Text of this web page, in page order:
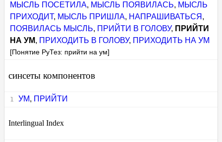
МЫСЛЬ ПОСЕТИЛА, МЫСЛЬ ПОЯВИЛАСЬ, МЫСЛЬ
ПРИХОДИТ, МЫСЛЬ ПРИШЛА, НАПРАШИВАТЬСЯ ,
ПОЯВИЛАСЬ МЫСЛЬ, ПРИЙТИ В ГОЛОВУ, ПРИЙТИ
НА УМ, ПРИХОДИТЬ В ГОЛОВУ, ПРИХОДИТЬ НА УМ
[Понятие РуТез: прийти на ум]
синсеты компонентов
УМ, ПРИЙТИ
Interlingual Index